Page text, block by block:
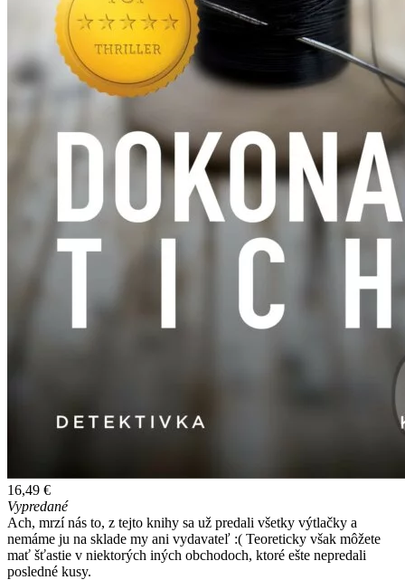
16,49 €
Vypredané
Ach, mrzí nás to, z tejto knihy sa už predali všetky výtlačky a
nemáme ju na sklade my ani vydavateľ :( Teoreticky však môžete
mať šťastie v niektorých iných obchodoch, ktoré ešte nepredali
posledné kusy.